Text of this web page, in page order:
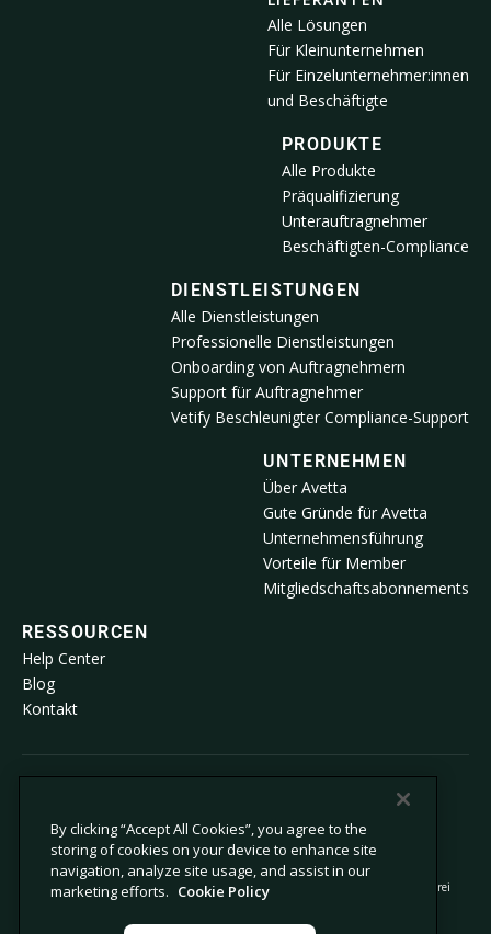
Alle Lösungen
Für Kleinunternehmen
Für Einzelunternehmer:innen
und Beschäftigte
PRODUKTE
Alle Produkte
Präqualifizierung
Unterauftragnehmer
Beschäftigten-Compliance
DIENSTLEISTUNGEN
Alle Dienstleistungen
Professionelle Dienstleistungen
Onboarding von Auftragnehmern
Support für Auftragnehmer
Vetify Beschleunigter Compliance-Support
UNTERNEHMEN
Über Avetta
Gute Gründe für Avetta
Unternehmensführung
Vorteile für Member
Mitgliedschaftsabonnements
RESSOURCEN
Help Center
Blog
Kontakt
Datenschutzrichtlinie
Cookie-Richtlinie
Hinweis bei der Erfassung
Stellungnahme zu moderner Sklaverei
Rechtliches
By clicking “Accept All Cookies”, you agree to the
storing of cookies on your device to enhance site
navigation, analyze site usage, and assist in our
marketing efforts. Cookie Policy